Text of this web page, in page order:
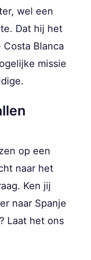
wel een
Dat hij het
Blanca
missie
op een
naar het
Ken jij
naar Spanje
Laat het ons